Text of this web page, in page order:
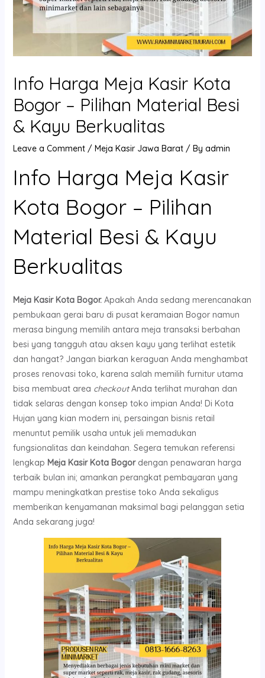
Info Harga Meja Kasir Kota
Bogor – Pilihan Material Besi
& Kayu Berkualitas
Leave a Comment / Meja Kasir Jawa Barat/ By admin
Info Harga Meja Kasir
Kota Bogor – Pilihan
Material Besi & Kayu
Berkualitas
Meja Kasir Kota Bogor. Apakah Anda sedang merencanakan
pembukaan gerai baru di pusat keramaian Bogor namun
merasa bingung memilih antara meja transaksi berbahan
besi yang tangguh atau aksen kayu yang terlihat estetik
dan hangat? Jangan biarkan keraguan Anda menghambat
proses renovasi toko, karena salah memilih furnitur utama
bisa membuat area checkoutAnda terlihat murahan dan
tidak selaras dengan konsep toko impian Anda! Di Kota
Hujan yang kian modern ini, persaingan bisnis retail
menuntut pemilik usaha untuk jeli memadukan
fungsionalitas dan keindahan. Segera temukan referensi
lengkap Meja Kasir Kota Bogordengan penawaran harga
terbaik bulan ini; amankan perangkat pembayaran yang
mampu meningkatkan prestise toko Anda sekaligus
memberikan kenyamanan maksimal bagi pelanggan setia
Anda sekarang juga!